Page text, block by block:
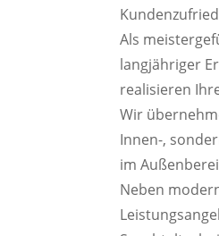
Als
langjähriger
realisieren
Wir
Innen-,
im
Neben